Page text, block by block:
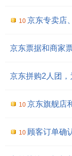
10 京东专卖店
京东票据和商家
京东拼购2人团，
10 京东旗舰店
10 顾客订单确